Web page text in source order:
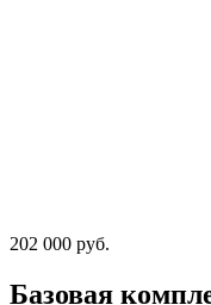
202 000 руб.
Базовая